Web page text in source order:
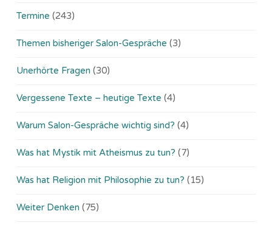
Termine (243)
Themen bisheriger Salon-Gespräche (3)
Unerhörte Fragen (30)
Vergessene Texte – heutige Texte (4)
Warum Salon-Gespräche wichtig sind? (4)
Was hat Mystik mit Atheismus zu tun? (7)
Was hat Religion mit Philosophie zu tun? (15)
Weiter Denken (75)